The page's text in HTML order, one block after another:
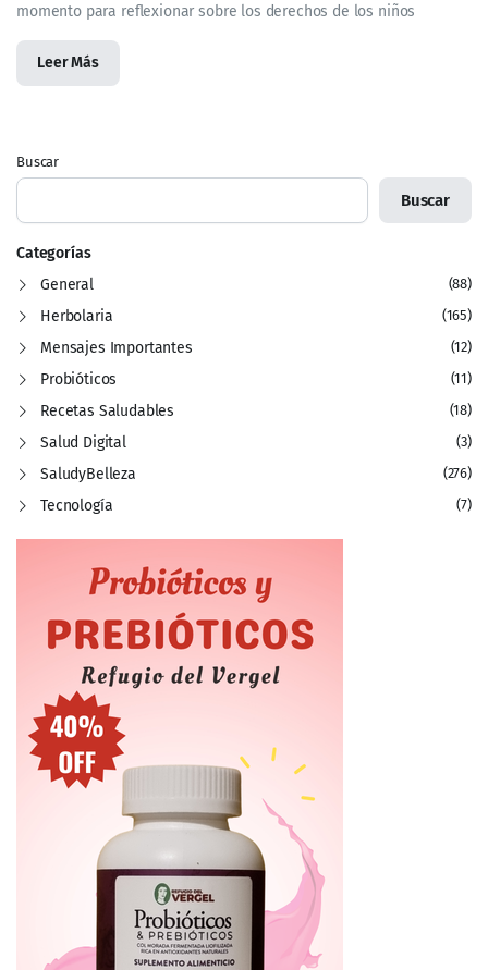
momento para reflexionar sobre los derechos de los niños
Leer Más
Buscar
Buscar
Categorías
General
(88)
Herbolaria (165)
Mensajes Importantes (12)
Probióticos (11)
Recetas Saludables (18)
Salud Digital (3)
SaludyBelleza (276)
Tecnología (7)